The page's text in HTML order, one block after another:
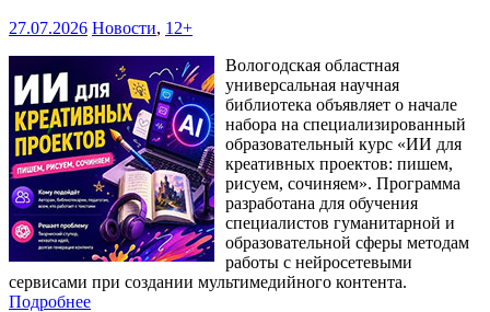
27.07.2026 Новости, 12+
Вологодская областная
универсальная научная
библиотека объявляет о начале
набора на специализированный
образовательный курс «ИИ для
креативных проектов: пишем,
рисуем, сочиняем». Программа
разработана для обучения
специалистов гуманитарной и
образовательной сферы методам
работы с нейросетевыми
сервисами при создании мультимедийного контента.
Подробнее